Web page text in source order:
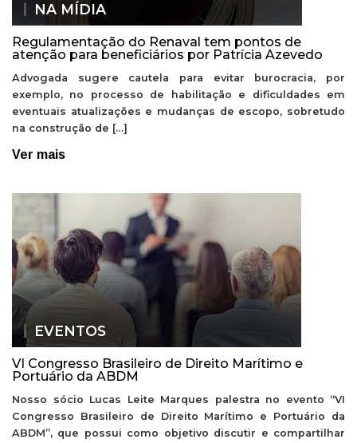
NA MÍDIA
Regulamentação do Renaval tem pontos de
atenção para beneficiários por Patrícia Azevedo
Advogada sugere cautela para evitar burocracia, por
exemplo, no processo de habilitação e dificuldades em
eventuais atualizações e mudanças de escopo, sobretudo
na construção de […]
Ver mais
EVENTOS
VI Congresso Brasileiro de Direito Marítimo e
Portuário da ABDM
Nosso sócio Lucas Leite Marques palestra no evento “VI
Congresso Brasileiro de Direito Marítimo e Portuário da
ABDM”, que possui como objetivo discutir e compartilhar